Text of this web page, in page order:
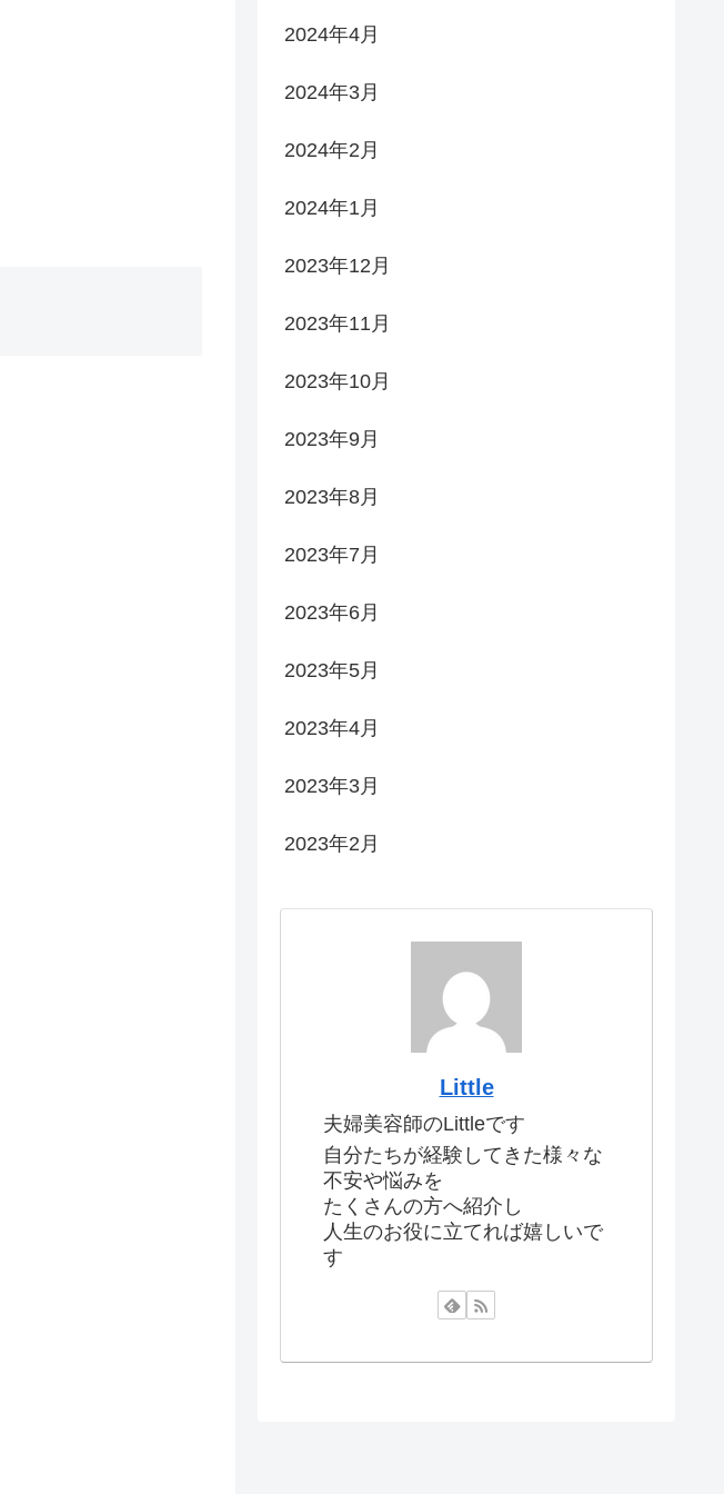
2024年4月
2024年3月
2024年2月
2024年1月
2023年12月
2023年11月
2023年10月
2023年9月
2023年8月
2023年7月
2023年6月
2023年5月
2023年4月
2023年3月
2023年2月
Little
夫婦美容師のLittleです
自分たちが経験してきた様々な
不安や悩みを
たくさんの方へ紹介し
人生のお役に立てれば嬉しいで
す